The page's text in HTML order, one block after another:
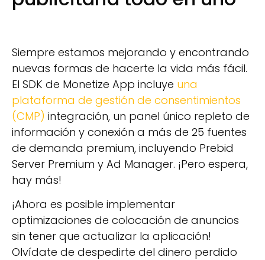
Siempre estamos mejorando y encontrando
nuevas formas de hacerte la vida más fácil.
El SDK de Monetize App incluye una
plataforma de gestión de consentimientos
(CMP) integración, un panel único repleto de
información y conexión a más de 25 fuentes
de demanda premium, incluyendo Prebid
Server Premium y Ad Manager. ¡Pero espera,
hay más!
¡Ahora es posible implementar
optimizaciones de colocación de anuncios
sin tener que actualizar la aplicación!
Olvídate de despedirte del dinero perdido